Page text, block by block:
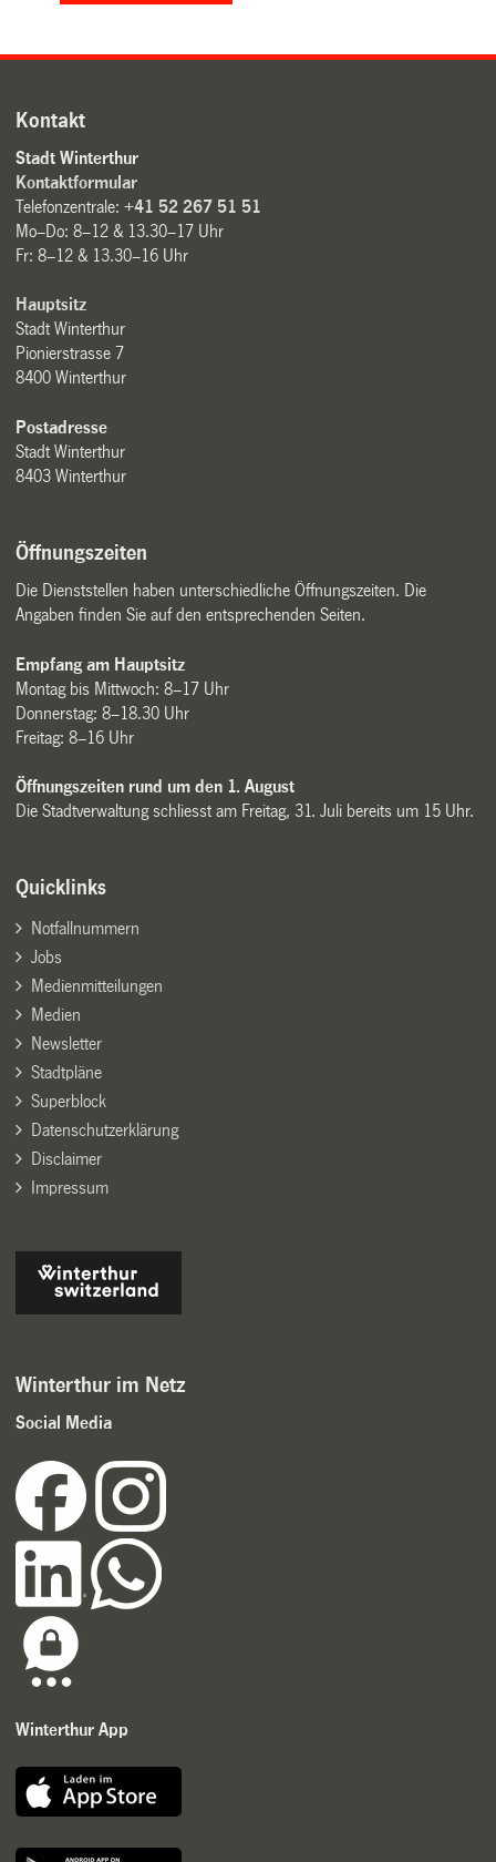
Kontakt
Stadt Winterthur
Kontaktformular
Telefonzentrale:+41 52 267 51 51
Mo–Do: 8–12 & 13.30–17 Uhr
Fr: 8–12 & 13.30–16 Uhr
Hauptsitz
Stadt Winterthur
Pionierstrasse 7
8400 Winterthur
Postadresse
Stadt Winterthur
8403 Winterthur
Öffnungszeiten
Die Dienststellen haben unterschiedliche Öffnungszeiten. Die
Angaben finden Sie auf den entsprechenden Seiten.
Empfang am Hauptsitz
Montag bis Mittwoch: 8–17 Uhr
Donnerstag: 8–18.30 Uhr
Freitag: 8–16 Uhr
Öffnungszeiten rund um den 1. August
Die Stadtverwaltung schliesst am Freitag, 31. Juli bereits um 15 Uhr.
Quicklinks
Notfallnummern
Jobs
Medienmitteilungen
Medien
Newsletter
Stadtpläne
Superblock
Datenschutzerklärung
Disclaimer
Impressum
Winterthur im Netz
Social Media
Winterthur App